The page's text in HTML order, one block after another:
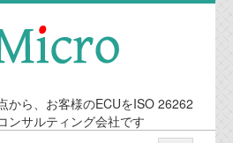
から、お客様のECUをISO 26262
ンサルティング会社です